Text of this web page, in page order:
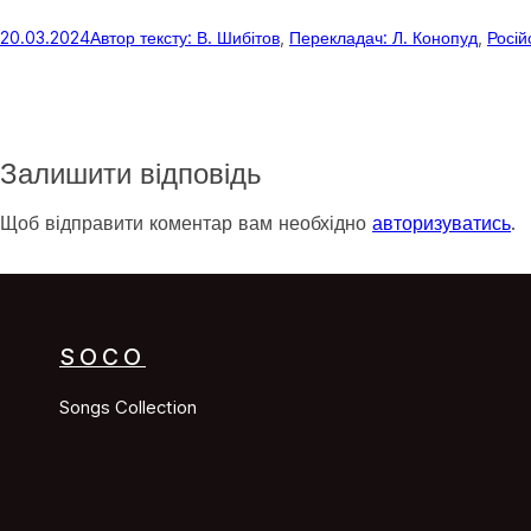
20.03.2024Автор тексту: В. Шибітов Перекладач: Л. Конопуд
Залишити відповідь
Щоб відправити коментар вам необхідно авторизуватись.
SOCO
Songs Collection